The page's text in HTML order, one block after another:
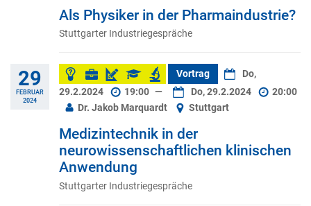
Als Physiker in der Pharmaindustrie?
Stuttgarter Industriegespräche
29
FEBRUAR
2024
Vortrag
Do,
29.2.2024
19:00 — Do, 29.2.2024
20:00
Dr. Jakob Marquardt
Stuttgart
Medizintechnik in der
neurowissenschaftlichen klinischen
Anwendung
Stuttgarter Industriegespräche